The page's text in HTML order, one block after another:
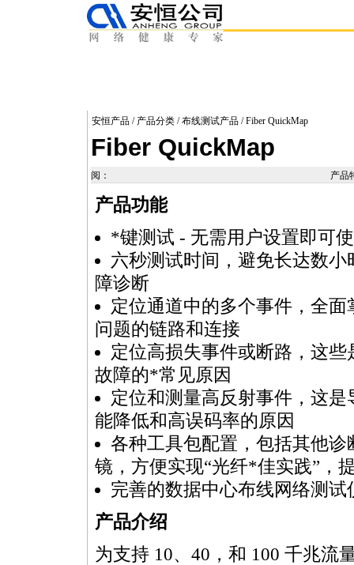
安恒产品 / 产品分类 /布线测试产品 / Fiber QuickMap
Fiber QuickMap
阅： 产品
产品功能
*键测试 - 无需用户设置即可
六秒测试时间，避免长达数小
障诊断
定位通道中的多个事件，全面
问题的链路和连接
定位高损失事件或断路，这些
故障的*常见原因
定位和测量高反射事件，这是
能降低和高误码率的原因
各种工具包配置，包括其他
镜，方便实现“光纤*佳实践”，
完善的数据中心布线网络测试
产品介绍
为支持 10、40，和 100 千兆流